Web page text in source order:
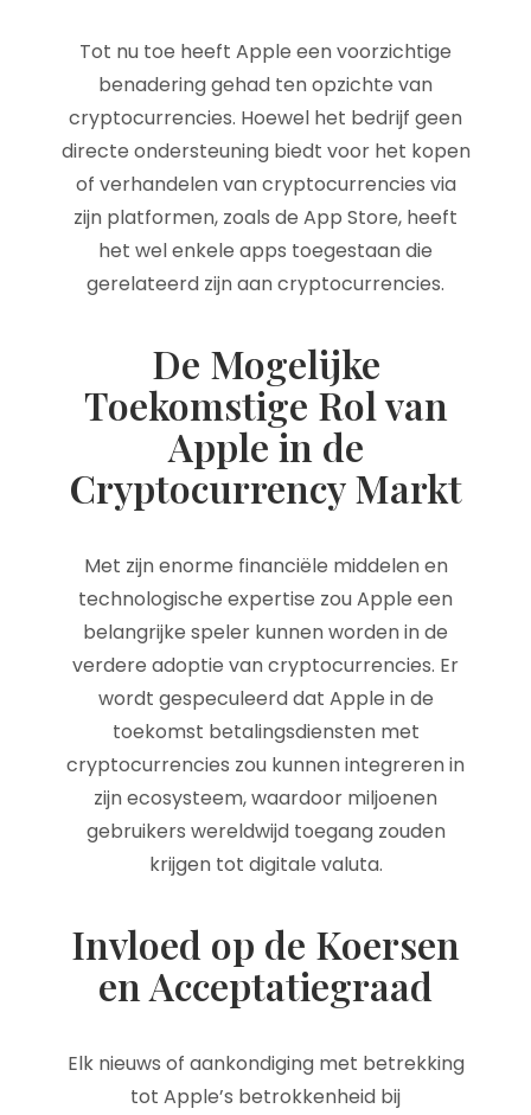
Tot nu toe heeft Apple een voorzichtige
benadering gehad ten opzichte van
cryptocurrencies. Hoewel het bedrijf geen
directe ondersteuning biedt voor het kopen
of verhandelen van cryptocurrencies via
zijn platformen, zoals de App Store, heeft
het wel enkele apps toegestaan die
gerelateerd zijn aan cryptocurrencies.
De Mogelijke
Toekomstige Rol van
Apple in de
Cryptocurrency Markt
Met zijn enorme financiële middelen en
technologische expertise zou Apple een
belangrijke speler kunnen worden in de
verdere adoptie van cryptocurrencies. Er
wordt gespeculeerd dat Apple in de
toekomst betalingsdiensten met
cryptocurrencies zou kunnen integreren in
zijn ecosysteem, waardoor miljoenen
gebruikers wereldwijd toegang zouden
krijgen tot digitale valuta.
Invloed op de Koersen
en Acceptatiegraad
Elk nieuws of aankondiging met betrekking
tot Apple’s betrokkenheid bij